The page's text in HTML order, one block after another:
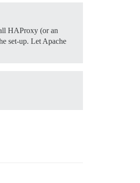
HAProxy (or an
set-up. Let Apache